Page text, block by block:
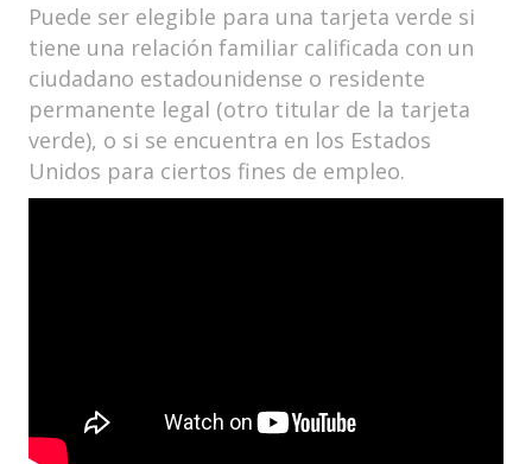
Puede ser elegible para una tarjeta verde si
tiene una relación familiar calificada con un
ciudadano estadounidense o residente
permanente legal (otro titular de la tarjeta
verde), o si se encuentra en los Estados
Unidos para ciertos fines de empleo.